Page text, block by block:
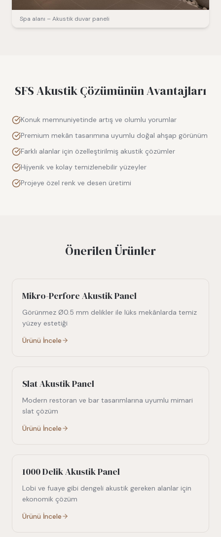
Spa alanı – Akustik duvar paneli
SFS Akustik Çözümünün Avantajları
Konuk memnuniyetinde artış ve olumlu yorumlar
Premium mekân tasarımına uyumlu doğal ahşap görünüm
Farklı alanlar için özelleştirilmiş akustik çözümler
Hijyenik ve kolay temizlenebilir yüzeyler
Projeye özel renk ve desen üretimi
Önerilen Ürünler
Mikro-Perfore Akustik Panel
Görünmez Ø0.5 mm delikler ile lüks mekânlarda temiz
yüzey estetiği
Ürünü İncele
Slat Akustik Panel
Modern restoran ve bar tasarımlarına uyumlu mimari
slat çözüm
Ürünü İncele
1000 Delik Akustik Panel
Lobi ve fuaye gibi dengeli akustik gereken alanlar için
ekonomik çözüm
Ürünü İncele